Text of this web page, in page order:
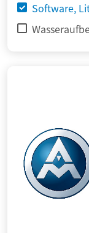
Software,